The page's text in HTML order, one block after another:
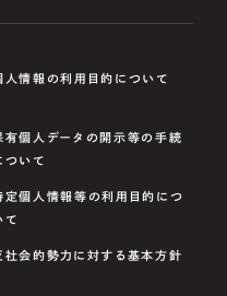
人情報の利用目的について
有個人データの開示等の手続
ついて
定個人情報等の利用目的につ
て
社会的勢力に対する基本方針